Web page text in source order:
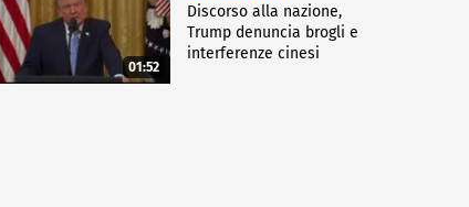
01:52
Discorso alla nazione,
Trump denuncia brogli e
interferenze cinesi